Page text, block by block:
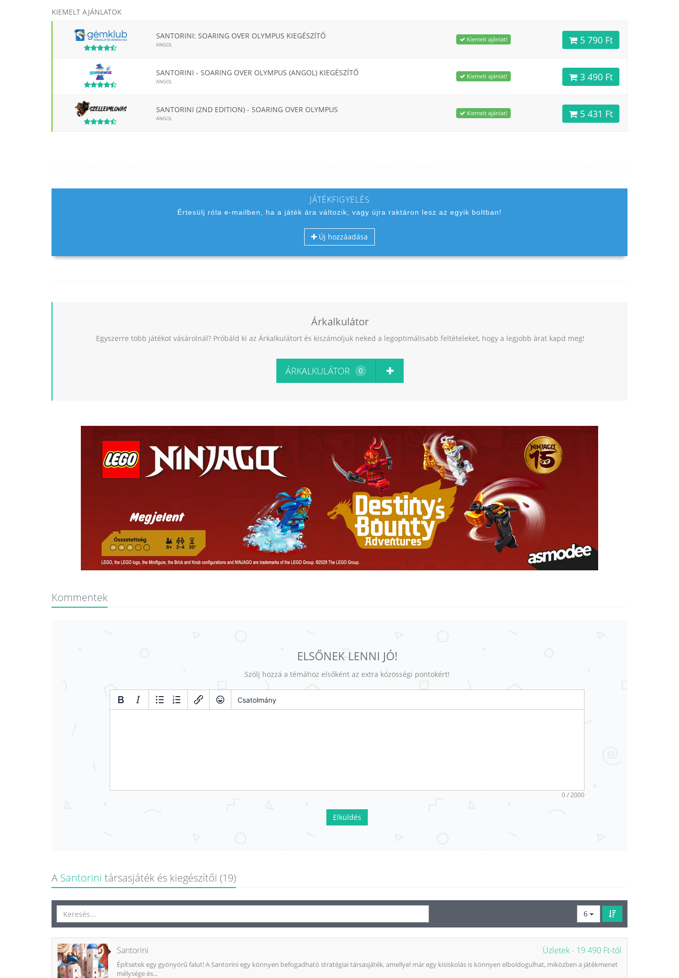
KIEMELT AJÁNLATOK
SANTORINI: SOARING OVER OLYMPUS KIEGÉSZÍTŐ
ANGOL
Kiemelt ajánlat! 5 790 Ft
SANTORINI - SOARING OVER OLYMPUS (ANGOL) KIEGÉSZÍTŐ
ANGOL
Kiemelt ajánlat! 3 490 Ft
SANTORINI (2ND EDITION) - SOARING OVER OLYMPUS
ANGOL
Kiemelt ajánlat! 5 431 Ft
JÁTÉKFIGYELÉS
Értesülj róla e-mailben, ha a játék ára változik, vagy újra raktáron lesz az egyik boltban!
Új hozzáadása
Árkalkulátor
Egyszerre több játékot vásárolnál? Próbáld ki az Árkalkulátort és kiszámoljuk neked a legoptimálisabb feltételeket, hogy a legjobb árat kapd meg!
ÁRKALKULÁTOR 0
Kommentek
ELSŐNEK LENNI JÓ!
Szólj hozzá a témához elsőként az extra közösségi pontokért!
Csatolmány
0 / 2000
Elküldés
A Santorini társasjáték és kiegészítői (19)
6
Üzletek - 19 490 Ft-tól
Santorini
Építsetek egy gyönyörű falut! A Santorini egy könnyen befogadható stratégiai társasjáték, amellyel már egy kisiskolás is könnyen elboldogulhat, miközben a játékmenet
mélysége és...